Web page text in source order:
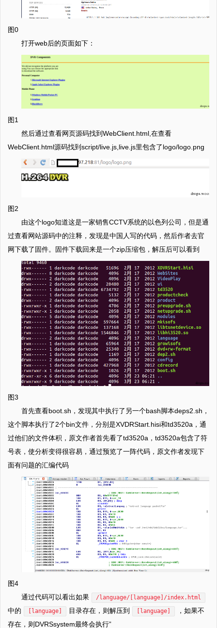
图0
打开web后的页面如下：
图1
然后通过查看网页源码找到WebClient.html,在查看
WebClient.html源码找到script/live.js,live.js里包含了logo/logo.png
图2
由这个logo知道这是一家销售CCTV系统的以色列公司，但是通
过查看网站源码中的注释，发现是中国人写的代码，然后作者去官
网下载了固件。固件下载回来是一个zip压缩包，解压后可以看到
图3
首先查看boot.sh，发现其中执行了另一个bash脚本deps2.sh，
这个脚本执行了2个bin文件，分别是XVDRStart.hisi和td3520a，通
过他们的文件体积，原文作者首先看了td3520a，td3520a包含了符
号表，使分析变得很容易，通过预览了一阵代码，原文作者发现下
面有问题的汇编代码
图4
通过代码可以看出如果
/language/[language]/index.html
中的 [language] 目录存在，则解压到 [language]
，如果不
存在，则DVRSsystem最终会执行”